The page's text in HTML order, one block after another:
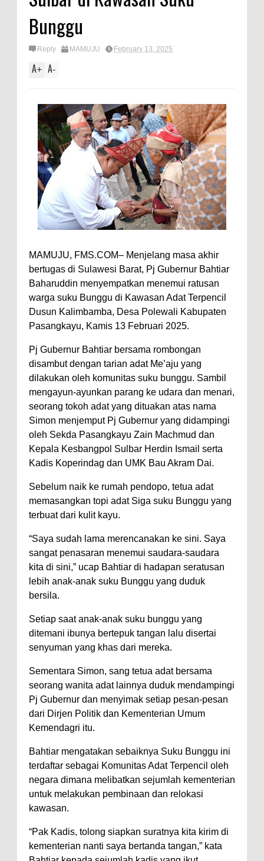
Bunggu
Reply MAMUJU February 13, 2025
A+ A-
MAMUJU, FMS.COM– Menjelang masa akhir
bertugas di Sulawesi Barat, Pj Gubernur Bahtiar
Baharuddin menyempatkan menemui ratusan
warga suku Bunggu di Kawasan Adat Terpencil
Dusun Kalimbamba, Desa Polewali Kabupaten
Pasangkayu, Kamis 13 Februari 2025.
Pj Gubernur Bahtiar bersama rombongan
disambut dengan tarian adat Me’aju yang
dilakukan oleh komunitas suku bunggu. Sambil
mengayun-ayunkan parang ke udara dan menari,
seorang tokoh adat yang dituakan atas nama
Simon menjemput Pj Gubernur yang didampingi
oleh Sekda Pasangkayu Zain Machmud dan
Kepala Kesbangpol Sulbar Herdin Ismail serta
Kadis Koperindag dan UMK Bau Akram Dai.
Sebelum naik ke rumah pendopo, tetua adat
memasangkan topi adat Siga suku Bunggu yang
terbuat dari kulit kayu.
“Saya sudah lama merencanakan ke sini. Saya
sangat penasaran menemui saudara-saudara
kita di sini,” ucap Bahtiar di hadapan seratusan
lebih anak-anak suku Bunggu yang duduk
bersila.
Setiap saat anak-anak suku bunggu yang
ditemani ibunya bertepuk tangan lalu disertai
senyuman yang khas dari mereka.
Sementara Simon, sang tetua adat bersama
seorang wanita adat lainnya duduk mendampingi
Pj Gubernur dan menyimak setiap pesan-pesan
dari Dirjen Politik dan Kementerian Umum
Kemendagri itu.
Bahtiar mengatakan sebaiknya Suku Bunggu ini
terdaftar sebagai Komunitas Adat Terpencil oleh
negara dimana melibatkan sejumlah kementerian
untuk melakukan pembinaan dan relokasi
kawasan.
“Pak Kadis, tolong siapkan suratnya kita kirim di
kementerian nanti saya bertanda tangan,” kata